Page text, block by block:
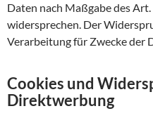
Daten nach Maßgabe des
widersprechen. Der
Verarbeitung für Zwecke der
Cookies und
Direktwerbung